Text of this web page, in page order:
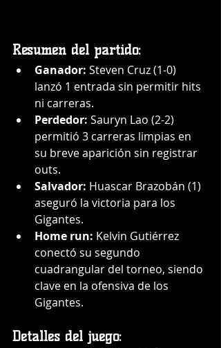
Resumen del partido:
Ganador: Steven Cruz (1-0)
lanzó 1 entrada sin permitir hits
ni carreras.
Perdedor: Sauryn Lao (2-2)
permitió 3 carreras limpias en
su breve aparición sin registrar
outs.
Salvador: Huascar Brazobán (1)
aseguró la victoria para los
Gigantes.
Home run: Kelvin Gutiérrez
conectó su segundo
cuadrangular del torneo, siendo
clave en la ofensiva de los
Gigantes.
Detalles del juego: